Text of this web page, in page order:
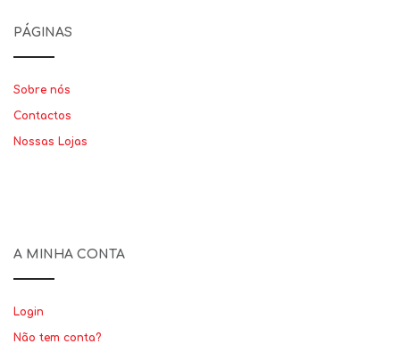
PÁGINAS
Sobre nós
Contactos
Nossas Lojas
A MINHA CONTA
Login
Não tem conta?